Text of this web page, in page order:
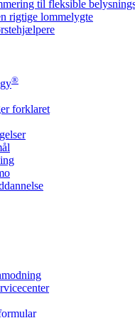
til fleksible
rigtige lommelygte
®
forklaret